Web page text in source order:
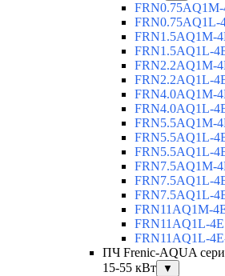
FRN0.75AQ1L-
FRN1.5AQ1M-
FRN1.5AQ1L-
FRN2.2AQ1M-
FRN2.2AQ1L-
FRN4.0AQ1M-
FRN4.0AQ1L-
FRN5.5AQ1M-
FRN5.5AQ1L-
FRN5.5AQ1L-
FRN7.5AQ1M-
FRN7.5AQ1L-
FRN7.5AQ1L-
FRN11AQ1M-
FRN11AQ1L-
FRN11AQ1L-
ПЧ Frenic-AQUA
15-55 кВт
▼